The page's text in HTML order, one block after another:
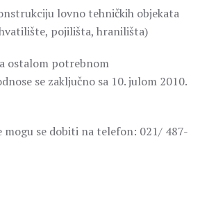
lovno tehničkih objekata
pojilišta, hranilišta)
ostalom potrebnom
se zaključno sa 10. julom 2010.
se dobiti na telefon: 021/ 487-